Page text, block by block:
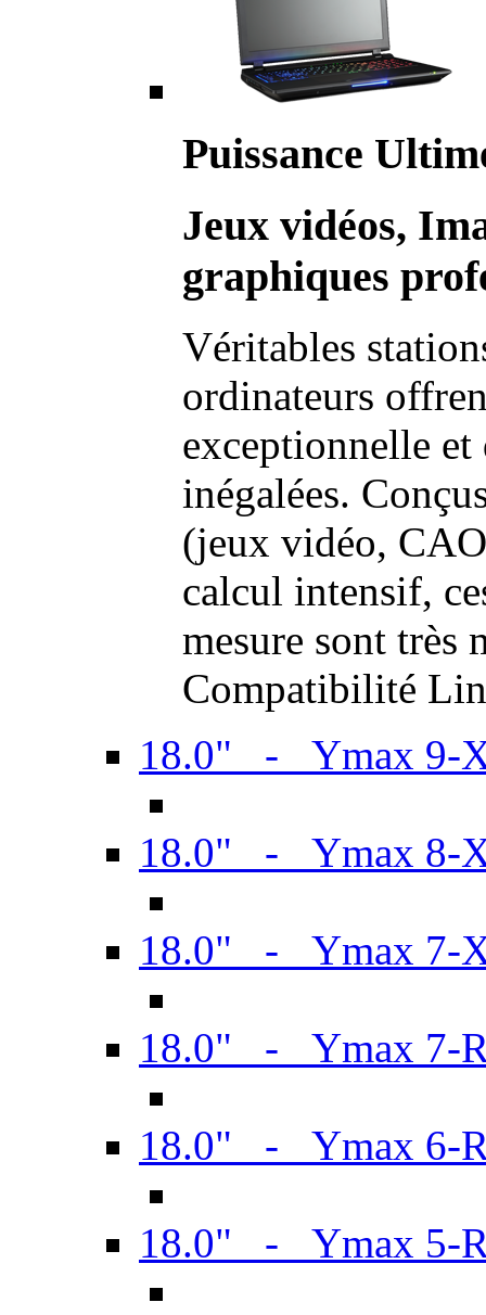
Puissance
Jeux vidéos,
graphiques
Véritables
ordinateurs
exceptionnelle et
inégalées.
(jeux vidéo,
calcul intensif,
mesure sont très
Compatibilité
18.0" - Ymax 9-
18.0" - Ymax 8-
18.0" - Ymax 7-
18.0" - Ymax 7-
18.0" - Ymax 6-
18.0" - Ymax 5-